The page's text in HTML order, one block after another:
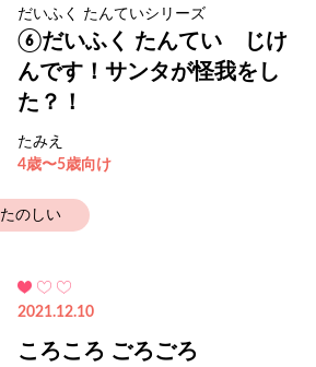
だいふく たんていシリーズ
⑥だいふく たんてい じけ
んです！サンタが怪我をし
た？！
たみえ
4歳〜5歳向け
たのしい
2021.12.10
ころころ ごろごろ